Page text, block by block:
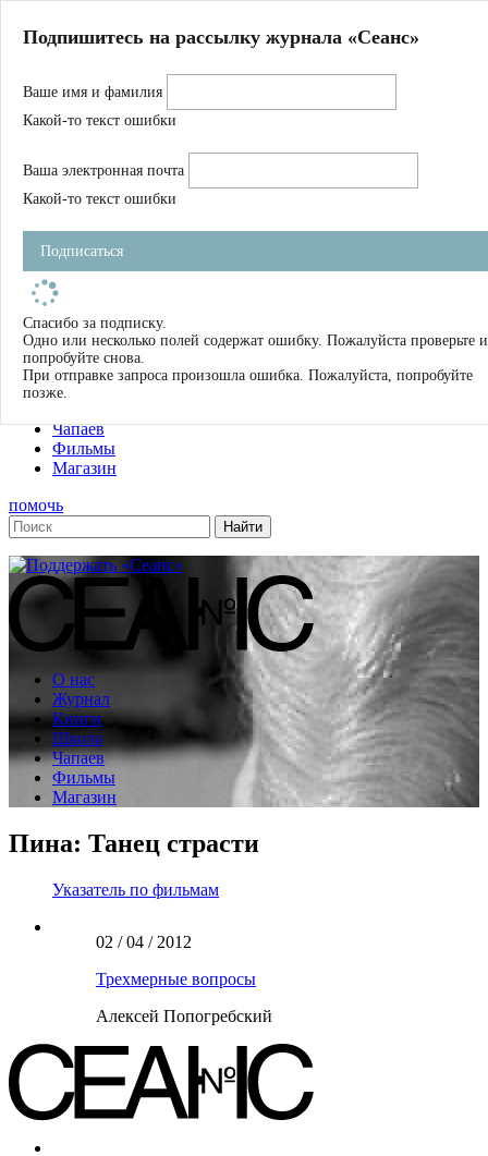
Магазин
Журнал
Школа
Устав
Фильмы
Имена
Тэги
О нас
Журнал
Книги
Чапаев
Фильмы
Магазин
помочь
О нас
Журнал
Книги
Школа
Чапаев
Фильмы
Магазин
Пина: Танец страсти
Указатель по фильмам
02 / 04 / 2012
Трехмерные вопросы
Алексей Попогребский
Подпишитесь на рассылку журнала «Сеанс»
Ваше имя и фамилия
Какой-то текст ошибки
Ваша электронная почта
Какой-то текст ошибки
Подписаться
Спасибо за подписку.
Одно или несколько полей содержат ошибку. Пожалуйста проверьте и
попробуйте снова.
При отправке запроса произошла ошибка. Пожалуйста, попробуйте
позже.